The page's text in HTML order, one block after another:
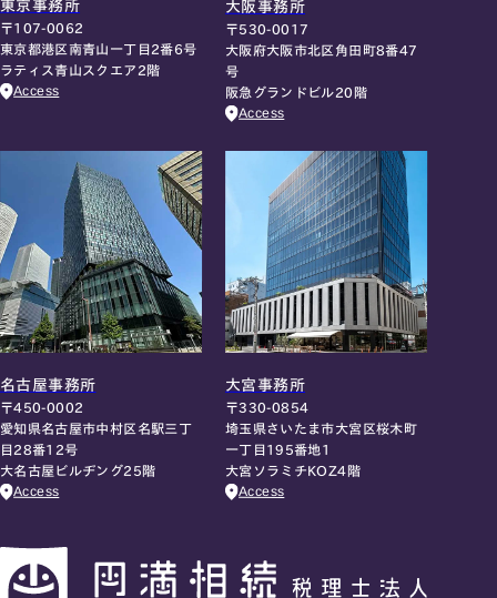
東京事務所
〒107-0062
東京都港区南青山一丁目2番6号
ラティス青山スクエア2階
Access
大阪事務所
〒530-0017
大阪府大阪市北区角田町8番47
号
阪急グランドビル20階
Access
名古屋事務所
〒450-0002
愛知県名古屋市中村区名駅三丁
目28番12号
大名古屋ビルヂング25階
Access
大宮事務所
〒330-0854
埼玉県さいたま市大宮区桜木町
一丁目195番地1
大宮ソラミチKOZ4階
Access